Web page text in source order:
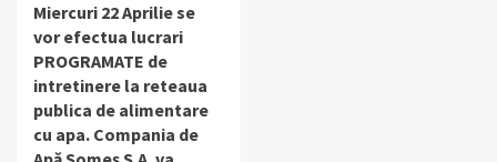
Miercuri 22 Aprilie se
vor efectua lucrari
PROGRAMATE de
intretinere la reteaua
publica de alimentare
cu apa. Compania de